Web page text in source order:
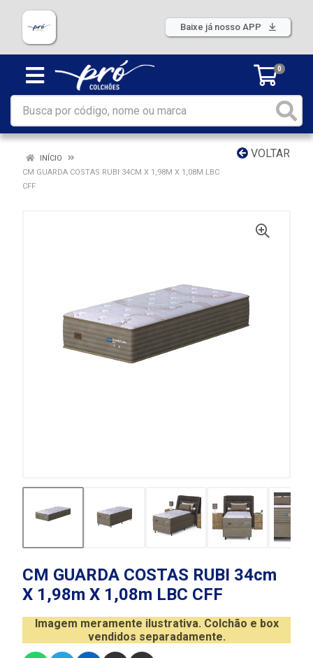
Baixe já nosso APP
0
VOLTAR
INÍCIO
CM GUARDA COSTAS RUBI 34CM X 1,98M X 1,08M LBC
CFF
CM GUARDA COSTAS RUBI 34cm
X 1,98m X 1,08m LBC CFF
Imagem meramente ilustrativa. Colchão e box
vendidos separadamente.